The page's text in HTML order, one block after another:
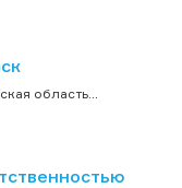
область...